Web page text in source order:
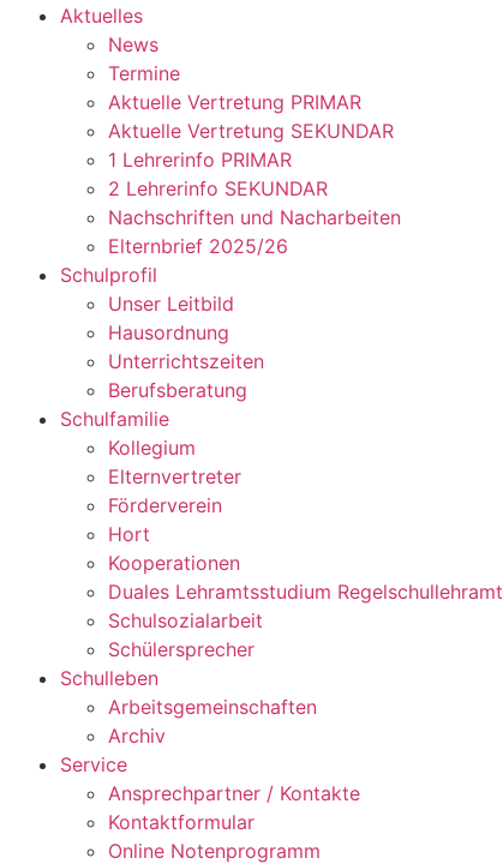
Aktuelles
News
Termine
Aktuelle Vertretung PRIMAR
Aktuelle Vertretung SEKUNDAR
1 Lehrerinfo PRIMAR
2 Lehrerinfo SEKUNDAR
Nachschriften und Nacharbeiten
Elternbrief 2025/26
Schulprofil
Unser Leitbild
Hausordnung
Unterrichtszeiten
Berufsberatung
Schulfamilie
Kollegium
Elternvertreter
Förderverein
Hort
Kooperationen
Duales Lehramtsstudium Regelschullehramt
Schulsozialarbeit
Schülersprecher
Schulleben
Arbeitsgemeinschaften
Archiv
Service
Ansprechpartner / Kontakte
Kontaktformular
Online Notenprogramm